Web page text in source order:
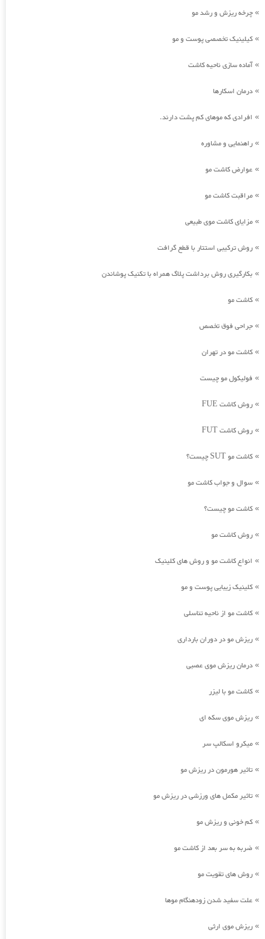
» چرخه ریزش و رشد مو
» کیلینیک تخصصی پوست و مو
»آماده سازی ناحیه کاشت
» درمان اسکارها
» افرادی که موهای کم پشت دارند.
» راهنمایی و مشاوره
» عوارض کاشت مو
» مراقبت کاشت مو
» مزایای کاشت موی طبیعی
» روش ترکیبی استتار با قطع گرافت
» بکارگیری روش برداشت پلاگ همراه با تکنیک پوشاندن
» کاشت مو
» جراحی فوق تخصص
» کاشت مو در تهران
» فولیکول مو چیست
» روش کاشت FUE
» روش کاشت FUT
» کاشت مو SUT چیست؟
» سوال و جواب کاشت مو
» کاشت مو چیست؟
» روش کاشت مو
» انواع کاشت مو و روش های کلینیک
» کلینیک زیبایی پوست و مو
» کاشت مو از ناحیه تناسلی
» ریزش مو در دوران بارداری
» درمان ریزش موی عصبی
» کاشت مو با لیزر
» ریزش موی سکه ای
» میکرو اسکالپ سر
» تاثیر هورمون در ریزش مو
» تاثیر مکمل های ورزشی در ریزش مو
» کم خونی و ریزش مو
» ضربه به سر بعد از کاشت مو
» روش های تقویت مو
» علت سفید شدن زودهنگام موها
» ریزش موی ارثی